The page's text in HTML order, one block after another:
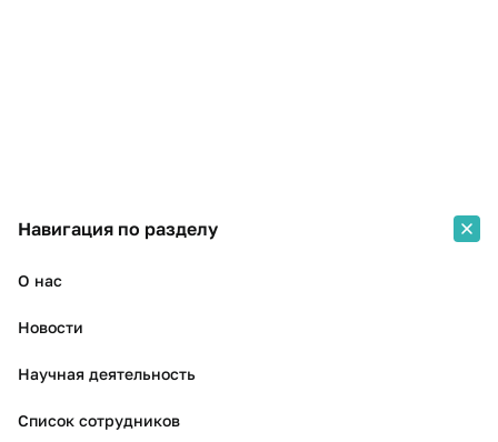
Навигация по разделу
О нас
Новости
Научная деятельность
Список сотрудников